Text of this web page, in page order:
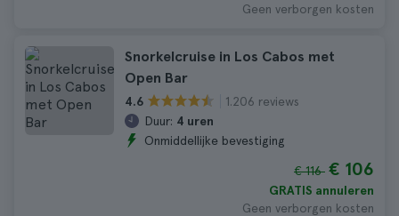
Geen verborgen kosten
Snorkelcruise in Los Cabos met
Open Bar
4.6
1.206 reviews
Duur: 4 uren
Onmiddellijke bevestiging
€ 116 € 106
GRATIS annuleren
Geen verborgen kosten